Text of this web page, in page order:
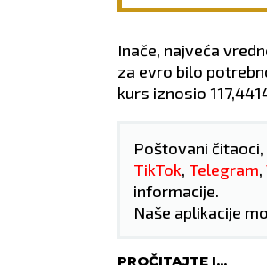
grehovi, osim dva
Inače, najveća
za evro bilo
kurs iznosio
Poštovani
TikTok, Telegram,
informacije.
Naše aplikacije
PROČITAJTE I...